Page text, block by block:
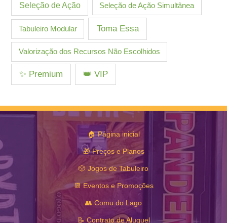
Seleção de Ação Seleção de Ação Simultânea
Tabuleiro Modular Toma Essa
Valorização dos Recursos Não Escolhidos
✨ Premium 👑 VIP
🏠 Página inicial
🎁 Preços e Planos
🎲 Jogos de Tabuleiro
📆 Eventos e Promoções
👥 Comu do Lago
📝 Contrato de Aluguel